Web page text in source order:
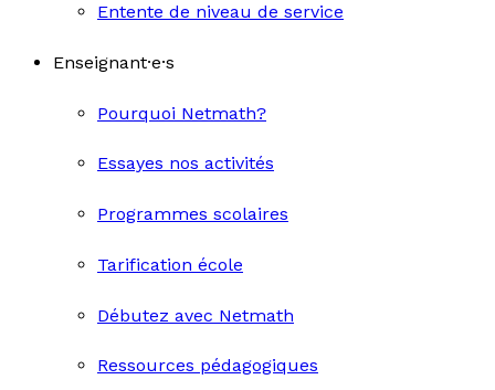
Entente de niveau de service
Enseignant·e·s
Pourquoi Netmath?
Essayes nos activités
Programmes scolaires
Tarification école
Débutez avec Netmath
Ressources pédagogiques